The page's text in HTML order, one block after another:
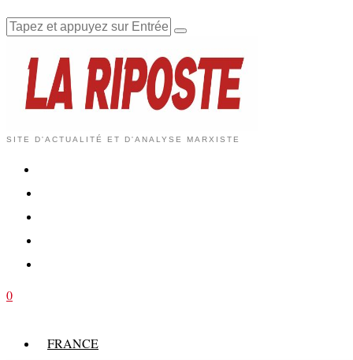
SITE D'ACTUALITÉ ET D'ANALYSE MARXISTE
0
FRANCE